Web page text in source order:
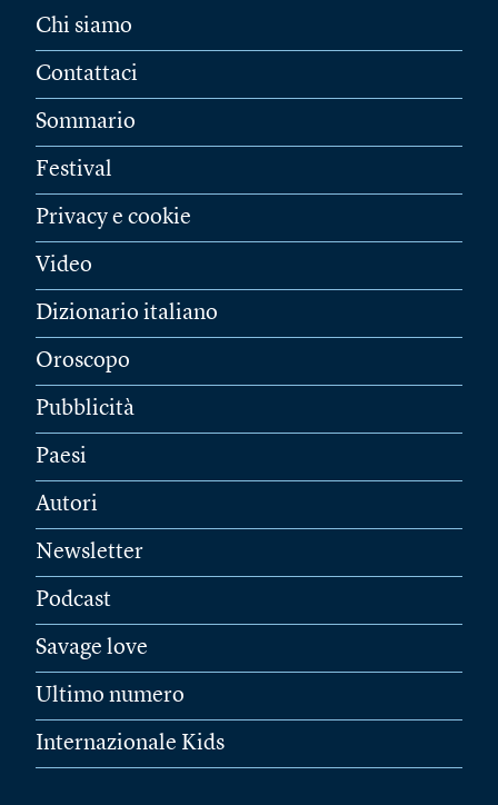
Chi siamo
Contattaci
Sommario
Festival
Privacy e cookie
Video
Dizionario italiano
Oroscopo
Pubblicità
Paesi
Autori
Newsletter
Podcast
Savage love
Ultimo numero
Internazionale Kids